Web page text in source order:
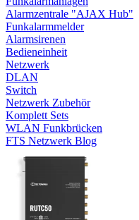
Alarmzentrale "AJAX Hub"
Funkalarmmelder
Alarmsirenen
Bedieneinheit
Netzwerk
DLAN
Switch
Netzwerk Zubehör
Komplett Sets
WLAN Funkbrücken
FTS Netzwerk Blog